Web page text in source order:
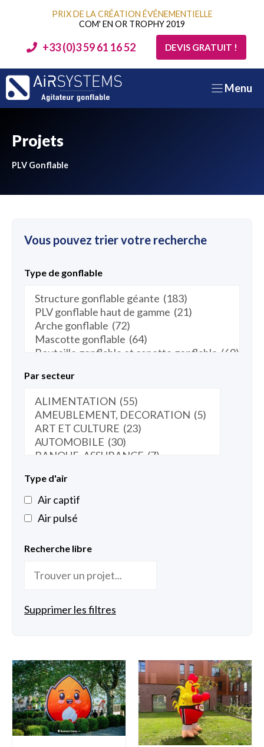
contenu
PRIX DE LA CRÉATION ÉVÉNEMENTIELLE
COM' EN OR TROPHY 2019
+33 (0)3 59 61 16 52 DEVIS GRATUIT !
Menu
Projets
PLV Gonflable
Vous pouvez trier votre recherche
Type de gonflable
Par secteur
Type d'air
Air captif
Air pulsé
Recherche libre
Supprimer les filtres